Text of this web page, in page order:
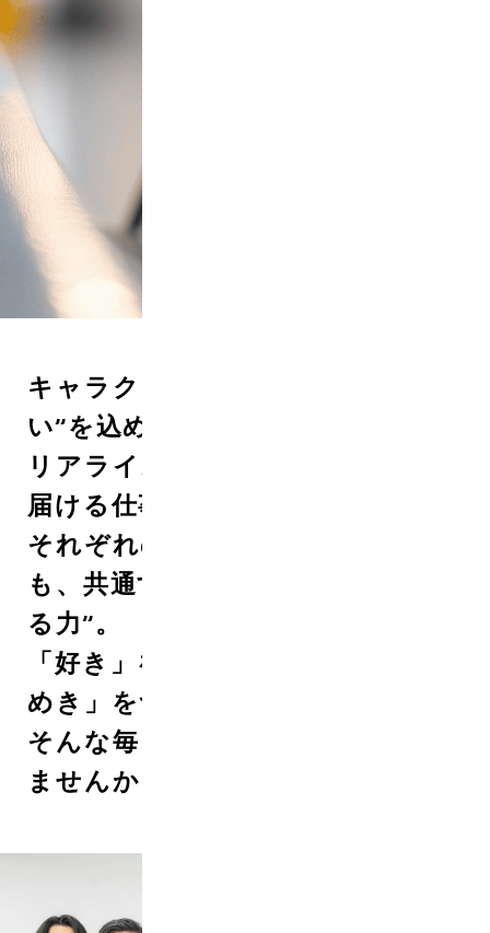
キャラクターやブランドに“想
い”を込めたグッズや体験。
リアライズは、それらを世の中に
届ける仕事をしています。
それぞれの職種の役割は多彩で
も、共通するのは“熱をカタチにす
る力”。
「好き」を仕事に。「誰かのとき
めき」をつくる。
そんな毎日を、ここで一緒に始め
ませんか？